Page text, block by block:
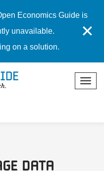
Economics Guide is
unavailable.
on a solution.
✕
data